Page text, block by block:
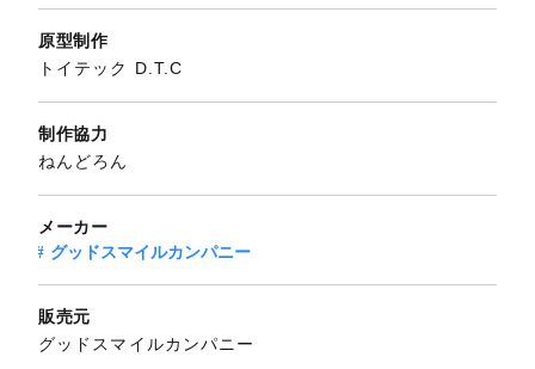
原型制作
トイテック D.T.C
制作協力
ねんどろん
メーカー
グッドスマイルカンパニー
販売元
グッドスマイルカンパニー